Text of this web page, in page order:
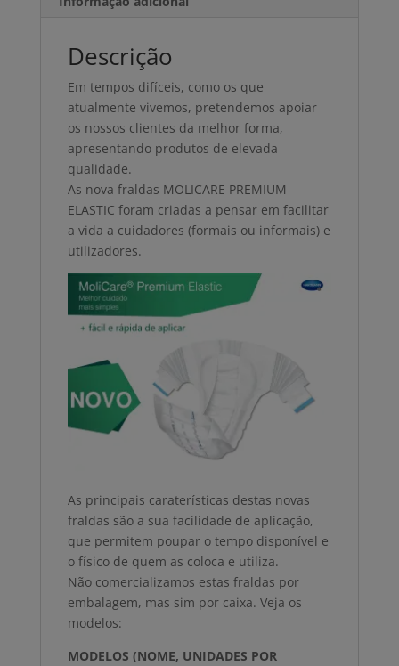
Descrição
Em tempos difíceis, como os que
atualmente vivemos, pretendemos apoiar
os nossos clientes da melhor forma,
apresentando produtos de elevada
qualidade.
As nova fraldas MOLICARE PREMIUM
ELASTIC foram criadas a pensar em facilitar
a vida a cuidadores (formais ou informais) e
utilizadores.
As principais caraterísticas destas novas
fraldas são a sua facilidade de aplicação,
que permitem poupar o tempo disponível e
o físico de quem as coloca e utiliza.
Não comercializamos estas fraldas por
embalagem, mas sim por caixa. Veja os
modelos:
MODELOS (NOME, UNIDADES POR